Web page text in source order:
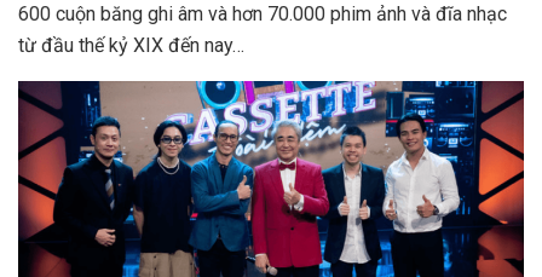
600 cuộn băng ghi âm và hơn 70.000 phim ảnh và đĩa nhạc
từ đầu thế kỷ XIX đến nay…